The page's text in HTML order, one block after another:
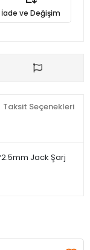
İade ve Değişim
Taksit Seçenekleri
Jack Şarj